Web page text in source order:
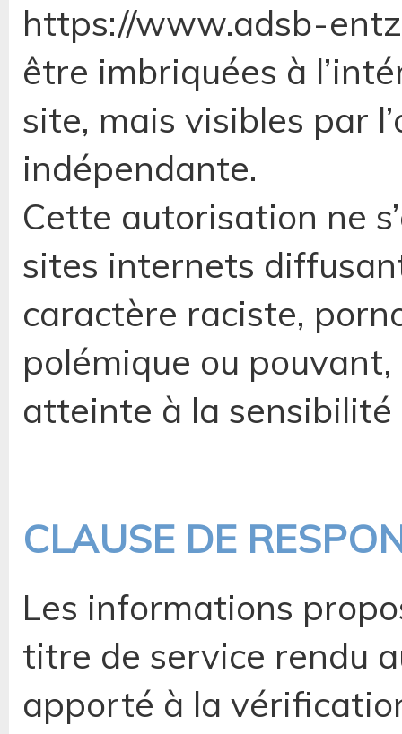
https://www.adsb-
être imbriquées à
site, mais visibles par
indépendante.
Cette autorisation ne
sites internets
caractère raciste,
polémique ou
atteinte à la
CLAUSE DE
Les informations
titre de service rendu
apporté à la